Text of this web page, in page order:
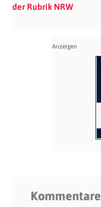
der Rubrik NRW
Kommentare